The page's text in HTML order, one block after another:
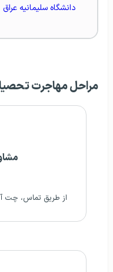
دانشگاه سلیمانیه عراق
مراحل مهاجرت
از طریق تماس، چت